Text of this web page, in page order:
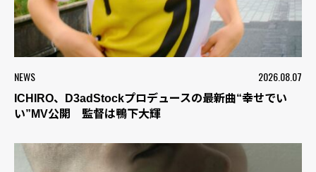
NEWS 2026.08.07
ICHIRO、D3adStockプロデュースの最新曲“幸せでい
い”MV公開 監督は鴨下大輝